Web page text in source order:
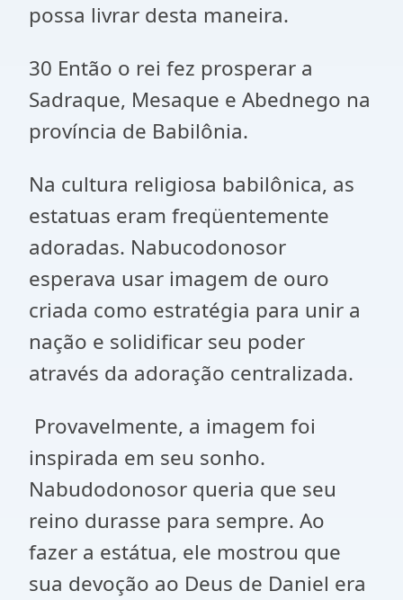
possa livrar desta maneira.
30 Então o rei fez prosperar a
Sadraque, Mesaque e Abednego na
província de Babilônia.
Na cultura religiosa babilônica, as
estatuas eram freqüentemente
adoradas. Nabucodonosor
esperava usar imagem de ouro
criada como estratégia para unir a
nação e solidificar seu poder
através da adoração centralizada.
Provavelmente, a imagem foi
inspirada em seu sonho.
Nabudodonosor queria que seu
reino durasse para sempre. Ao
fazer a estátua, ele mostrou que
sua devoção ao Deus de Daniel era